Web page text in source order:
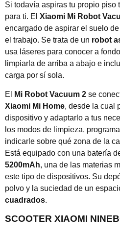
Si todavía aspiras tu propio piso
para ti. El Xiaomi Mi Robot
encargado de aspirar el suelo
el trabajo. Se trata de un robot
usa láseres para conocer a
limpiarla de arriba a abajo e
carga por sí sola.
El Mi Robot Vacuum 2 se
Xiaomi Mi Home, desde la cual
dispositivo y adaptarlo a tus
los modos de limpieza,
indicarle sobre qué zona de la
Está equipado con una batería
5200mAh, una de las materias
este tipo de dispositivos. Su
polvo y la suciedad de un
cuadrados.
SCOOTER XIAOMI